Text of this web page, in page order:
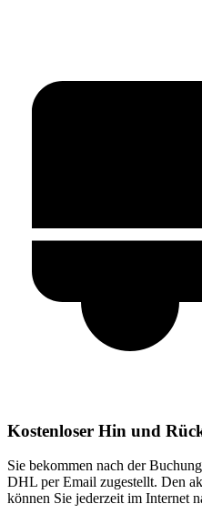
Kostenloser Hin und
Sie bekommen nach der
DHL per Email zugestellt. Den
können Sie jederzeit im Internet